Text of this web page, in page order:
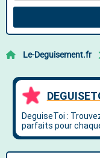
Le-Deguisement.fr